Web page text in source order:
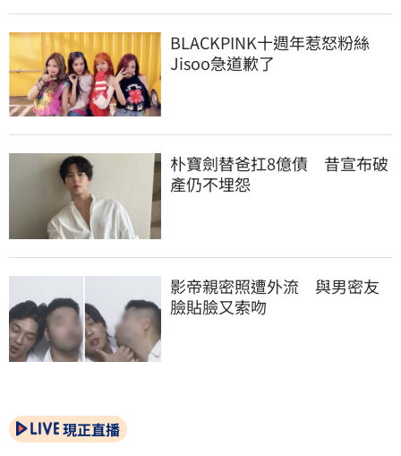
BLACKPINK十週年惹怒粉絲
Jisoo急道歉了
朴寶劍替爸扛8億債　昔宣布破
產仍不埋怨
影帝親密照遭外流　與男密友
臉貼臉又索吻
現正直播